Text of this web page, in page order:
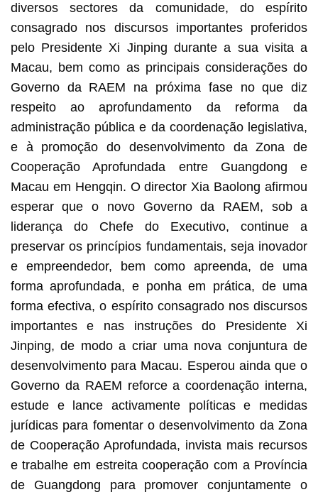
diversos sectores da comunidade, do espírito
consagrado nos discursos importantes proferidos
pelo Presidente Xi Jinping durante a sua visita a
Macau, bem como as principais considerações do
Governo da RAEM na próxima fase no que diz
respeito ao aprofundamento da reforma da
administração pública e da coordenação legislativa,
e à promoção do desenvolvimento da Zona de
Cooperação Aprofundada entre Guangdong e
Macau em Hengqin. O director Xia Baolong afirmou
esperar que o novo Governo da RAEM, sob a
liderança do Chefe do Executivo, continue a
preservar os princípios fundamentais, seja inovador
e empreendedor, bem como apreenda, de uma
forma aprofundada, e ponha em prática, de uma
forma efectiva, o espírito consagrado nos discursos
importantes e nas instruções do Presidente Xi
Jinping, de modo a criar uma nova conjuntura de
desenvolvimento para Macau. Esperou ainda que o
Governo da RAEM reforce a coordenação interna,
estude e lance activamente políticas e medidas
jurídicas para fomentar o desenvolvimento da Zona
de Cooperação Aprofundada, invista mais recursos
e trabalhe em estreita cooperação com a Província
de Guangdong para promover conjuntamente o